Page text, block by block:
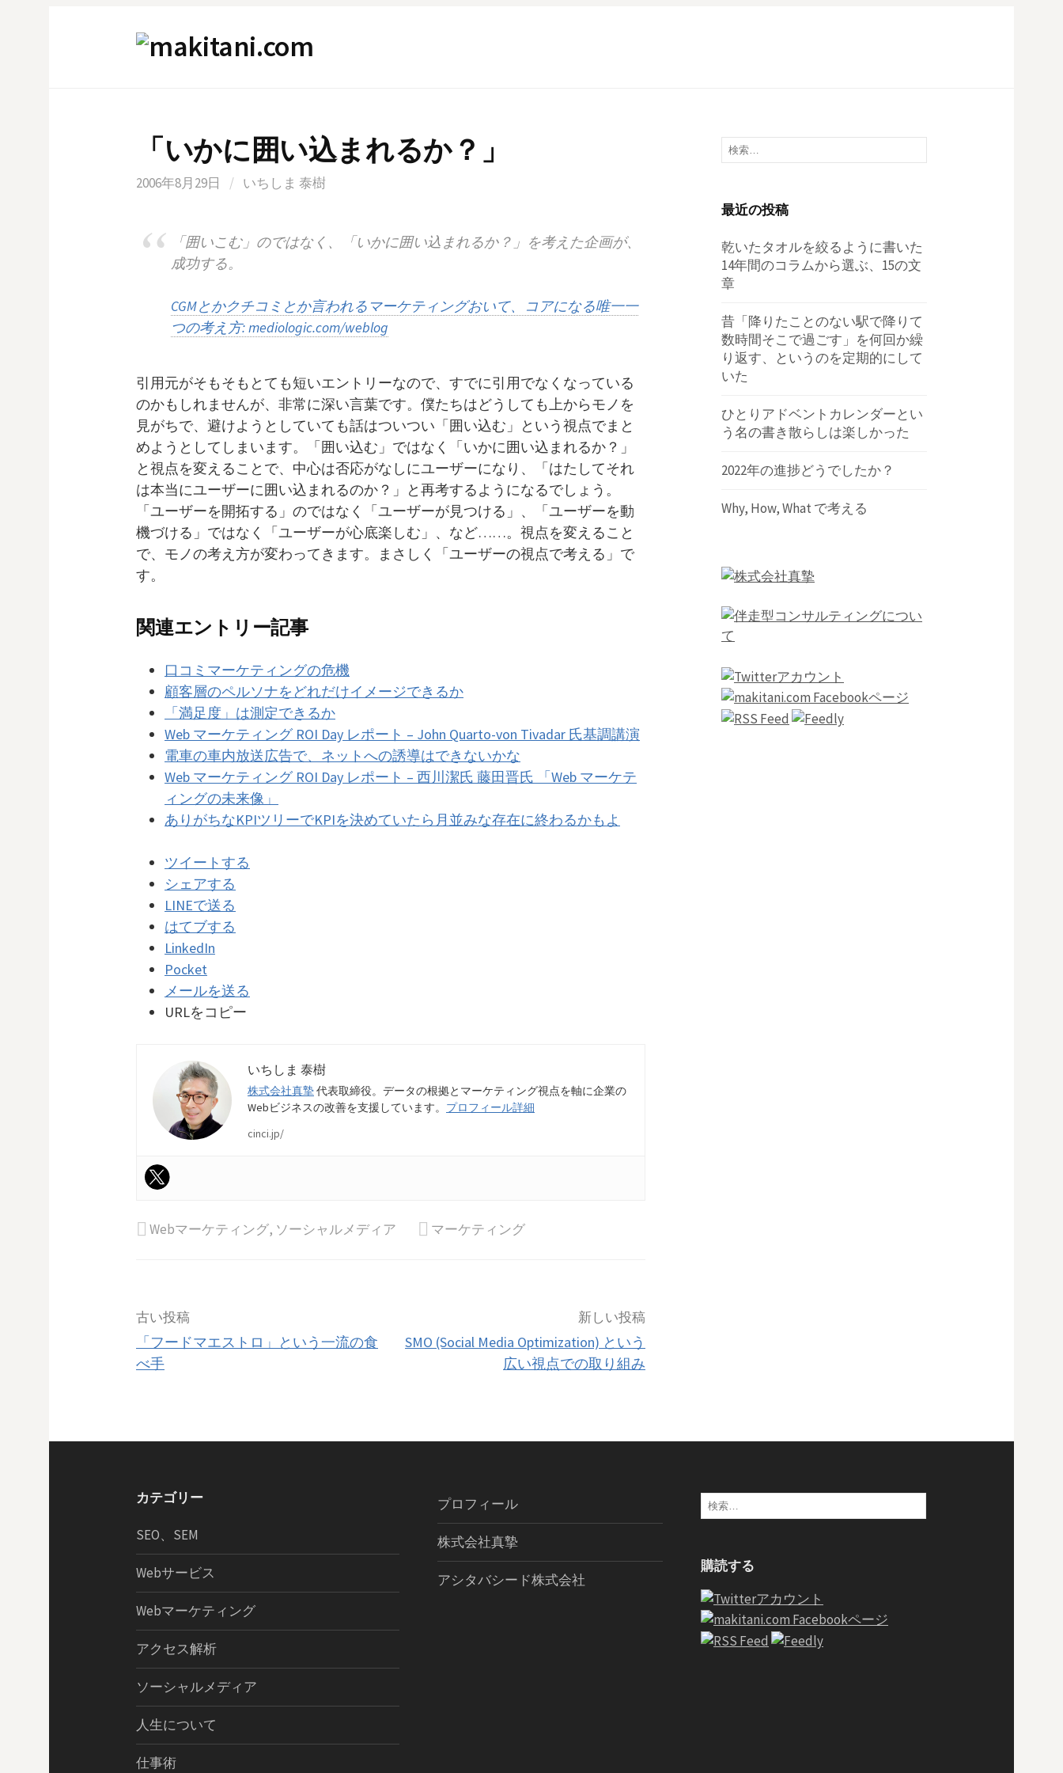
「いかに囲い込まれるか？」
2006年8月29日 / いちしま 泰樹
「囲いこむ」のではなく、「いかに囲い込まれるか？」を考えた企画が、
成功する。
CGMとかクチコミとか言われるマーケティングおいて、コアになる唯一一
つの考え方: mediologic.com/weblog
引用元がそもそもとても短いエントリーなので、すでに引用でなくなっている
のかもしれませんが、非常に深い言葉です。僕たちはどうしても上からモノを
見がちで、避けようとしていても話はついつい「囲い込む」という視点でまと
めようとしてしまいます。「囲い込む」ではなく「いかに囲い込まれるか？」
と視点を変えることで、中心は否応がなしにユーザーになり、「はたしてそれ
は本当にユーザーに囲い込まれるのか？」と再考するようになるでしょう。
「ユーザーを開拓する」のではなく「ユーザーが見つける」、「ユーザーを動
機づける」ではなく「ユーザーが心底楽しむ」、など……。視点を変えること
で、モノの考え方が変わってきます。まさしく「ユーザーの視点で考える」で
す。
関連エントリー記事
口コミマーケティングの危機
顧客層のペルソナをどれだけイメージできるか
「満足度」は測定できるか
Web マーケティング ROI Day レポート – John Quarto-von Tivadar 氏基調講演
電車の車内放送広告で、ネットへの誘導はできないかな
Web マーケティング ROI Day レポート – 西川潔氏 藤田晋氏 「Web マーケテ
ィングの未来像」
ありがちなKPIツリーでKPIを決めていたら月並みな存在に終わるかもよ
ツイートする
シェアする
LINEで送る
はてブする
LinkedIn
Pocket
メールを送る
URLをコピー
いちしま 泰樹
株式会社真摯代表取締役。データの根拠とマーケティング視点を軸に企業の
Webビジネスの改善を支援しています。 プロフィール詳細
cinci.jp/
Webマーケティング, ソーシャルメディア マーケティング
投
稿
ビ
ゲ
ー
シ
ョ
ン
古い投稿
「フードマエストロ」という一流の食
べ手
新しい投稿
SMO (Social Media Optimization) という
広い視点での取り組み
検
索:
最近の投稿
乾いたタオルを絞るように書いた
14年間のコラムから選ぶ、15の文
章
昔「降りたことのない駅で降りて
数時間そこで過ごす」を何回か繰
り返す、というのを定期的にして
いた
ひとりアドベントカレンダーとい
う名の書き散らしは楽しかった
2022年の進捗どうでしたか？
Why, How, What で考える
カテゴリー
SEO、SEM
Webサービス
Webマーケティング
アクセス解析
ソーシャルメディア
人生について
仕事術
プロフィール
株式会社真摯
アシタバシード株式会社
検
索:
購読する